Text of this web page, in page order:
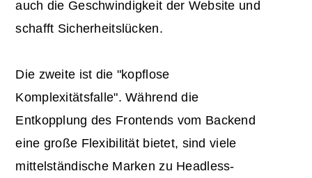
auch die Geschwindigkeit der Website und
schafft Sicherheitslücken.
Die zweite ist die "kopflose
Komplexitätsfalle". Während die
Entkopplung des Frontends vom Backend
eine große Flexibilität bietet, sind viele
mittelständische Marken zu Headless-